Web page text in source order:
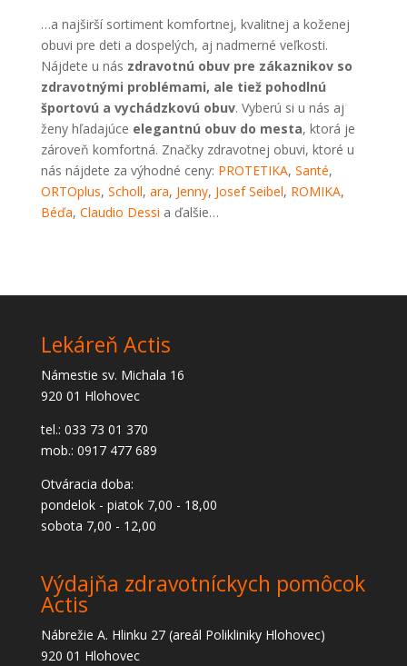
…a najširší sortiment komfortnej, kvalitnej a koženej
obuvi pre deti a dospelých, aj nadmerné veľkosti.
Nájdete u nás zdravotnú obuv pre zákaznikov so
zdravotnými problémami, ale tiež pohodlnú
športovú a vychádzkovú obuv. Vyberú si u nás aj
ženy hľadajúce elegantnú obuv do mesta, ktorá je
zároveň komfortná. Značky zdravotnej obuvi, ktoré u
nás nájdete za výhodné ceny: PROTETIKA, Santé,
ORTOplus, Scholl, ara, Jenny, Josef Seibel, ROMIKA,
Béďa, Claudio Dessi a ďalšie…
Lekáreň Actis
Námestie sv. Michala 16
920 01 Hlohovec
tel.: 033 73 01 370
mob.: 0917 477 689
Otváracia doba:
pondelok - piatok 7,00 - 18,00
sobota 7,00 - 12,00
Výdajňa zdravotníckych pomôcok
Actis
Nábrežie A. Hlinku 27 (areál Polikliniky Hlohovec)
920 01 Hlohovec